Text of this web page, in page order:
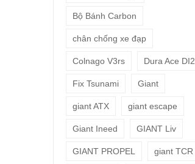
Bộ Bánh Carbon
chân chống xe đạp
Colnago V3rs Dura Ace DI2
Fix Tsunami Giant
giant ATX giant escape
Giant Ineed GIANT Liv
GIANT PROPEL giant TCR